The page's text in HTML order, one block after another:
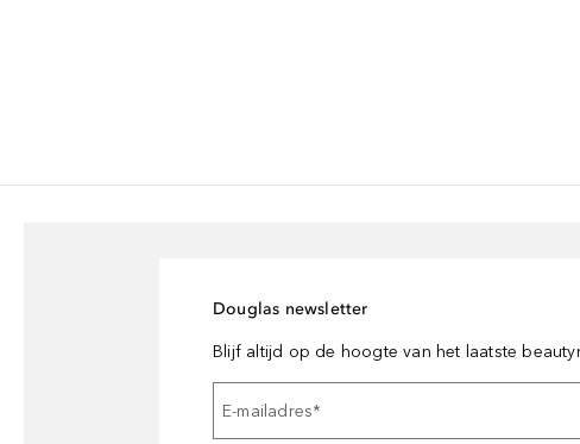
Douglas newsletter
Blijf altijd op de hoogte van het laatste
E-mailadres*